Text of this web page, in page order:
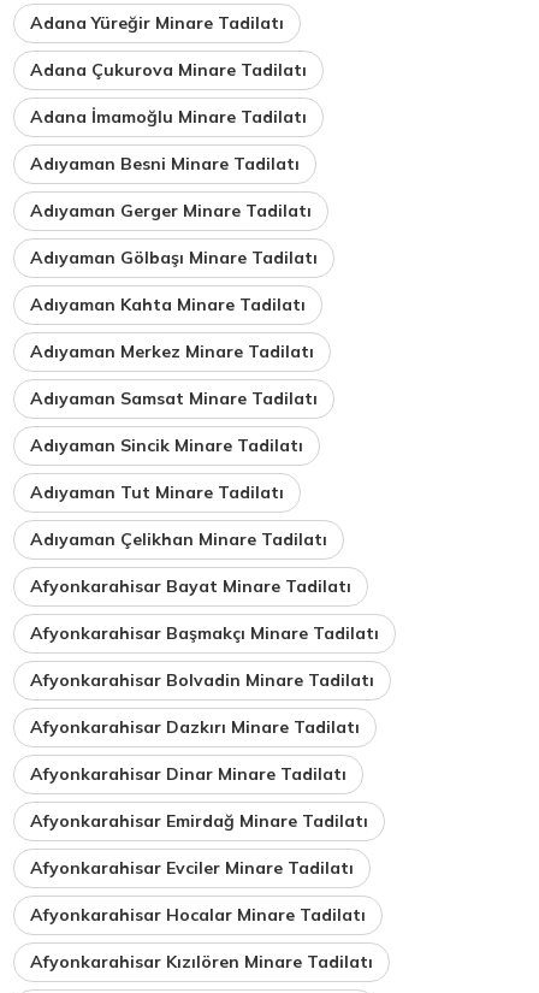
Adana Yüreğir Minare Tadilatı
Adana Çukurova Minare Tadilatı
Adana İmamoğlu Minare Tadilatı
Adıyaman Besni Minare Tadilatı
Adıyaman Gerger Minare Tadilatı
Adıyaman Gölbaşı Minare Tadilatı
Adıyaman Kahta Minare Tadilatı
Adıyaman Merkez Minare Tadilatı
Adıyaman Samsat Minare Tadilatı
Adıyaman Sincik Minare Tadilatı
Adıyaman Tut Minare Tadilatı
Adıyaman Çelikhan Minare Tadilatı
Afyonkarahisar Bayat Minare Tadilatı
Afyonkarahisar Başmakçı Minare Tadilatı
Afyonkarahisar Bolvadin Minare Tadilatı
Afyonkarahisar Dazkırı Minare Tadilatı
Afyonkarahisar Dinar Minare Tadilatı
Afyonkarahisar Emirdağ Minare Tadilatı
Afyonkarahisar Evciler Minare Tadilatı
Afyonkarahisar Hocalar Minare Tadilatı
Afyonkarahisar Kızılören Minare Tadilatı